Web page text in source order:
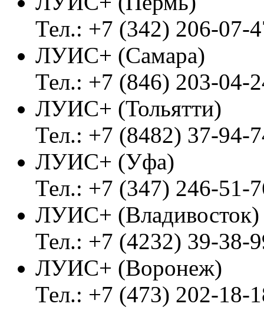
Тел.: +7 (342) 206-07-
ЛУИС+ (Самара)
Тел.: +7 (846) 203-04-
ЛУИС+ (Тольятти)
Тел.: +7 (8482) 37-94-
ЛУИС+ (Уфа)
Тел.: +7 (347) 246-51-
ЛУИС+
Тел.: +7 (4232) 39-38-
ЛУИС+ (Воронеж)
Тел.: +7 (473) 202-18-